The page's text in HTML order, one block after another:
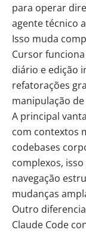
para operar
agente técnico
Isso muda
Cursor
diário e edição
refatorações
manipulação
A principal
com contextos
codebases
complexos,
navegação
mudanças
Outro
Claude Code